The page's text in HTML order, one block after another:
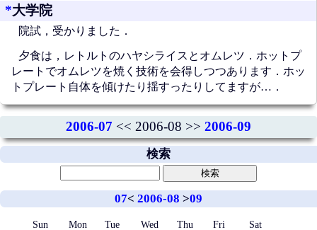
*大学院
院試，受かりました．
夕食は，レトルトのハヤシライスとオムレツ．ホットプ
レートでオムレツを焼く技術を会得しつつあります．ホッ
トプレート自体を傾けたり揺すったりしてますが…．
2006-07 << 2006-08 >> 2006-09
検索
07< 2006-08 >09
Sun Mon Tue Wed Thu Fri Sat